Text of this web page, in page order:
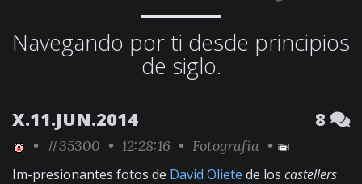
Navegando por ti desde principios
de siglo.
X.11.JUN.2014 8
• #35300 • 12:28:16 • Fotografía •
Im-presionantes fotos de David Oliete de los castellers